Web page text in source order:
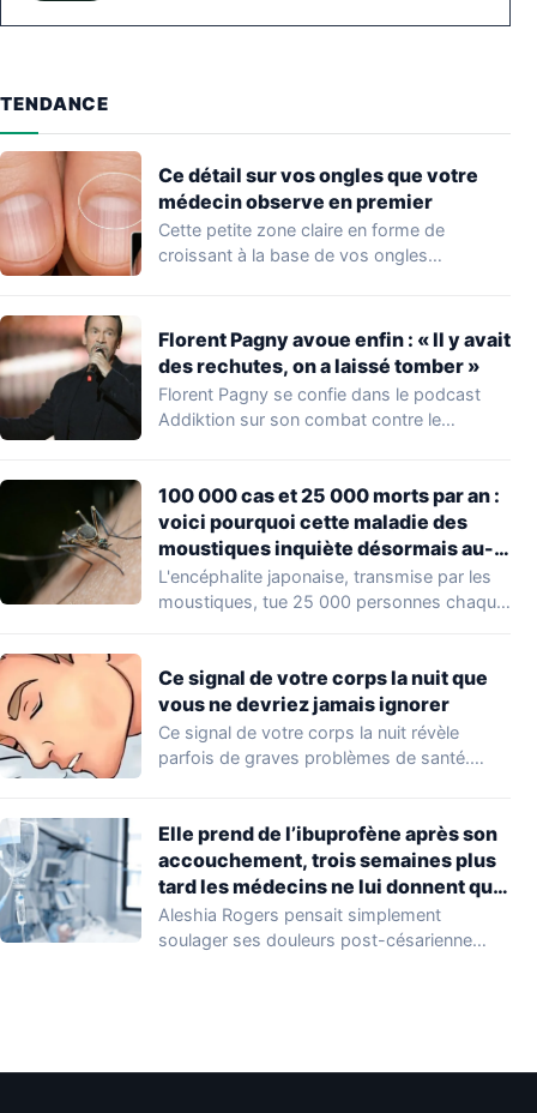
TENDANCE
Ce détail sur vos ongles que votre
médecin observe en premier
Cette petite zone claire en forme de
croissant à la base de vos ongles…
Florent Pagny avoue enfin : « Il y avait
des rechutes, on a laissé tomber »
Florent Pagny se confie dans le podcast
Addiktion sur son combat contre le
100 000 cas et 25 000 morts par an :
voici pourquoi cette maladie des
moustiques inquiète désormais au-
delà de l’Asie
L'encéphalite japonaise, transmise par les
moustiques, tue 25 000 personnes chaque
Ce signal de votre corps la nuit que
vous ne devriez jamais ignorer
Ce signal de votre corps la nuit révèle
parfois de graves problèmes de santé.…
Elle prend de l’ibuprofène après son
accouchement, trois semaines plus
tard les médecins ne lui donnent que
10% de chances de survie
Aleshia Rogers pensait simplement
soulager ses douleurs post-césarienne